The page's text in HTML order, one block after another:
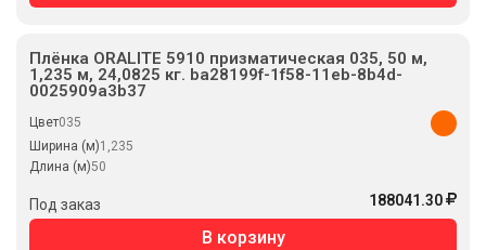
Плёнка ORALITE 5910 призматическая 035, 50 м,
1,235 м, 24,0825 кг. ba28199f-1f58-11eb-8b4d-
0025909a3b37
Цвет035
Ширина (м)1,235
Длина (м)50
Под заказ 188041.30
В корзину